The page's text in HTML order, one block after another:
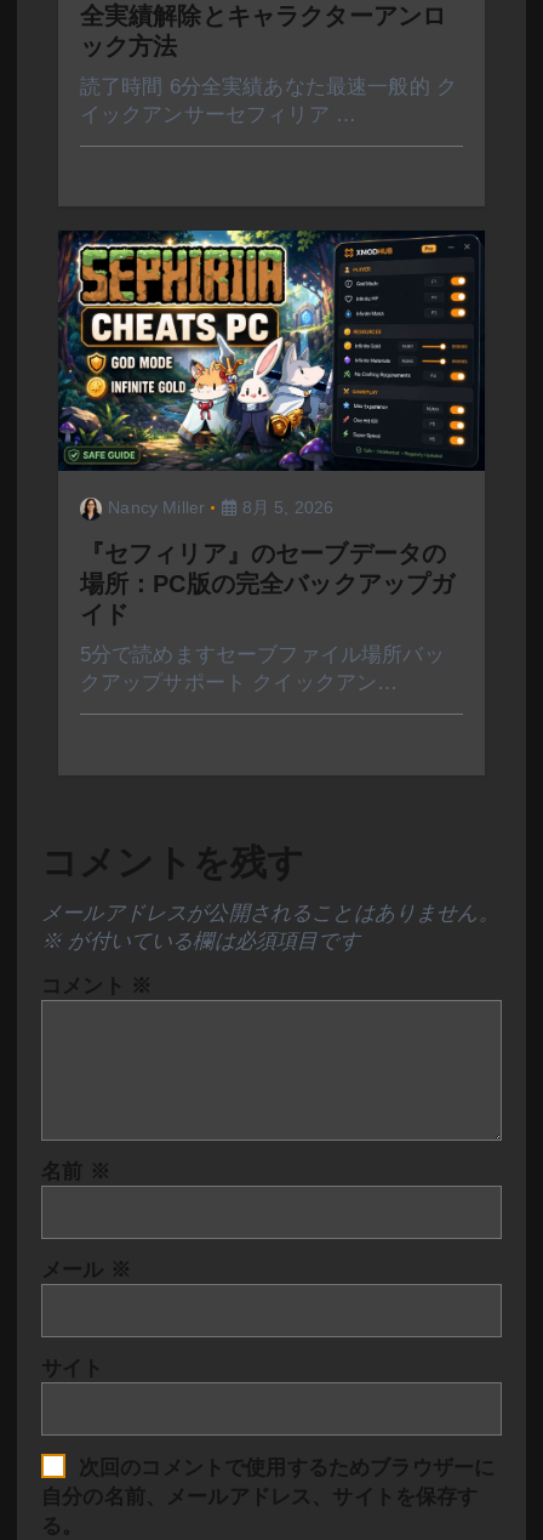
全実績解除とキャラクターアンロ
ック方法
読了時間 6分全実績あなた最速一般的 ク
イックアンサーセフィリア …
Nancy Miller 8月 5, 2026
『セフィリア』のセーブデータの
場所：PC版の完全バックアップガ
イド
5分で読めますセーブファイル場所バッ
クアップサポート クイックアン…
コメントを残す
メールアドレスが公開されることはありません。
※ が付いている欄は必須項目です
コメント
※
名前 ※
メール ※
サイト
次回のコメントで使用するためブラウザーに
自分の名前、メールアドレス、サイトを保存す
る。